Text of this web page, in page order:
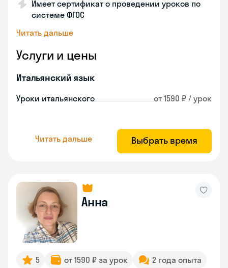
Имеет сертификат о проведении уроков по
системе ФГОС
Читать дальше
Услуги и цены
Итальянский язык
Уроки итальянского от 1590 ₽ / урок
Читать дальше Выбрать время
Анна
5 от 1590 ₽ за урок 2 года опыта